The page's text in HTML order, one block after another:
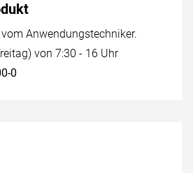
Anwendungstechniker.
von 7:30 - 16 Uhr
0